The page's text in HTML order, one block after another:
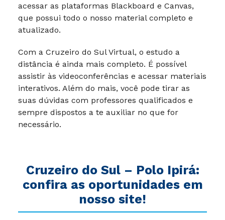
acessar as plataformas Blackboard e Canvas,
que possui todo o nosso material completo e
atualizado.
Com a Cruzeiro do Sul Virtual, o estudo a
distância é ainda mais completo. É possível
assistir às videoconferências e acessar materiais
interativos. Além do mais, você pode tirar as
suas dúvidas com professores qualificados e
sempre dispostos a te auxiliar no que for
necessário.
Cruzeiro do Sul – Polo Ipirá:
confira as oportunidades em
nosso site!